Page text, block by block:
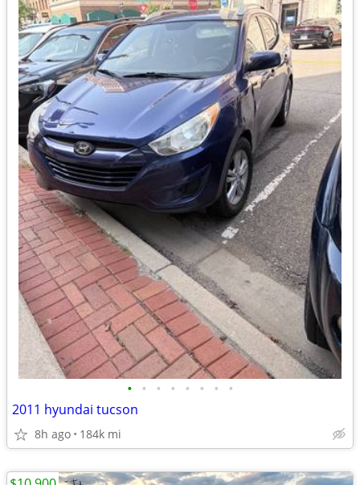
• • • • • • • •
2011 hyundai tucson
8h ago 184k mi